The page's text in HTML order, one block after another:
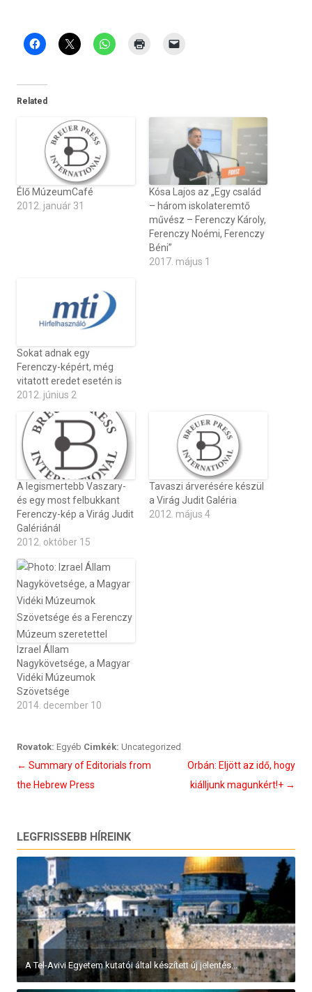
Related
Élő MúzeumCafé
2012. január 31
Kósa Lajos az „Egy család
– három iskolateremtő
művész – Ferenczy Károly,
Ferenczy Noémi, Ferenczy
Béni”
2017. május 1
Sokat adnak egy
Ferenczy-képért, még
vitatott eredet esetén is
2012. június 2
A legismertebb Vaszary-
és egy most felbukkant
Ferenczy-kép a Virág Judit
Galériánál
2012. október 15
Tavaszi árverésére készül
a Virág Judit Galéria
2012. május 4
Izrael Állam
Nagykövetsége, a Magyar
Vidéki Múzeumok
Szövetsége
2014. december 10
Rovatok: Egyéb Cimkék: Uncategorized
Bejegyzés
navigáció
← Summary of Editorials from
the Hebrew Press
Orbán: Eljött az idő, hogy
kiálljunk magunkért!+ →
LEGFRISSEBB HÍREINK
A Tel-Avivi Egyetem kutatói által készített új jelentés...